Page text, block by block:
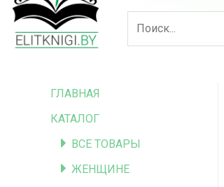
ГЛАВНАЯ
КАТАЛОГ
ВСЕ ТОВАРЫ
ЖЕНЩИНЕ